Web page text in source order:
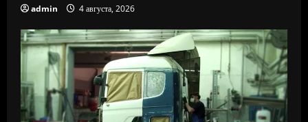
admin 4 августа, 2026